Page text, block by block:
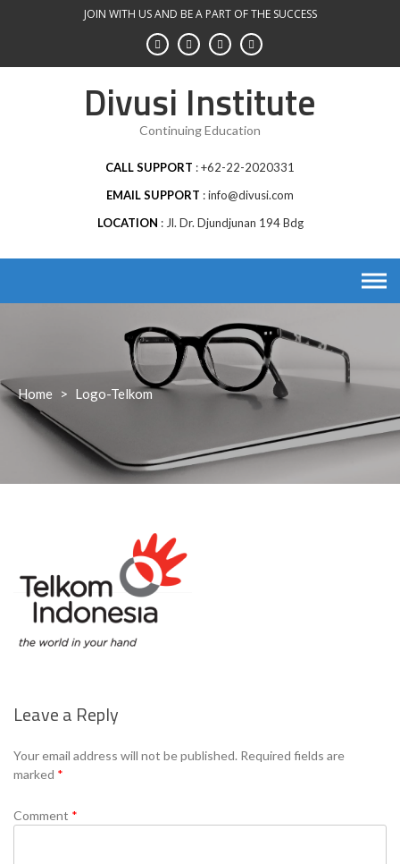
JOIN WITH US AND BE A PART OF THE SUCCESS
Divusi Institute
Continuing Education
CALL SUPPORT
+62-22-2020331
EMAIL SUPPORT
info@divusi.com
LOCATION
Jl. Dr. Djundjunan 194 Bdg
Home > Logo-Telkom
Leave a Reply
Your email address will not be published. Required fields are
marked *
Comment *